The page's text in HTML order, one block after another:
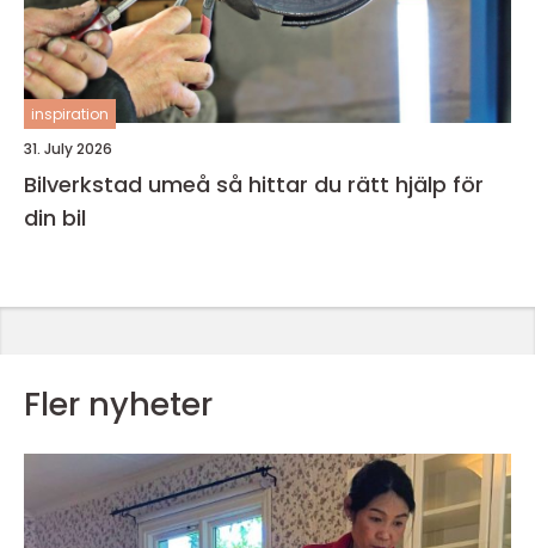
inspiration
31. July 2026
Bilverkstad umeå så hittar du rätt hjälp för
din bil
Fler nyheter